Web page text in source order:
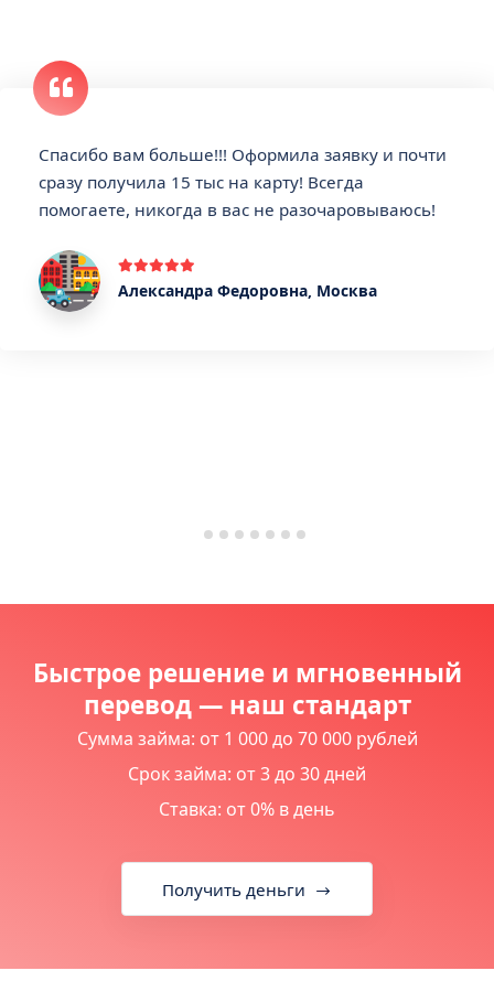
Спасибо вам больше!!! Оформила заявку и почти
сразу получила 15 тыс на карту! Всегда
помогаете, никогда в вас не разочаровываюсь!
Александра Федоровна, Москва
Быстрое решение и мгновенный
перевод — наш стандарт
Сумма займа: от 1 000 до 70 000 рублей
Срок займа: от 3 до 30 дней
Ставка: от 0% в день
Получить деньги